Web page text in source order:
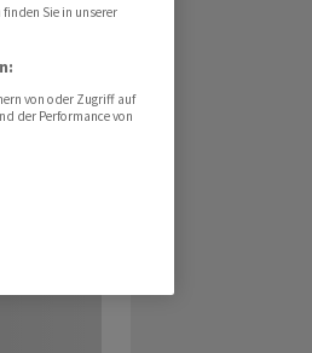
Sie in unserer
von oder Zugriff auf
der Performance von